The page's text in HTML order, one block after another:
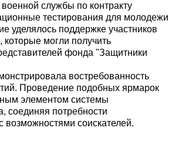
службы по контракту
тестирования для молодежи
уделялось поддержке участников
могли получить
фонда "Защитники
востребованность
Проведение подобных ярмарок
элементом системы
соединяя потребности
возможностями соискателей.